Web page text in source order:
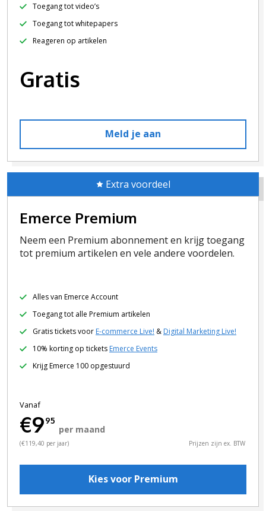
Toegang tot video’s
Toegang tot whitepapers
Reageren op artikelen
Gratis
Meld je aan
Extra voordeel
Emerce Premium
Neem een Premium abonnement en krijg toegang
tot premium artikelen en vele andere voordelen.
Alles van Emerce Account
Toegang tot alle Premium artikelen
Gratis tickets voor E-commerce Live! & Digital Marketing Live!
10% korting op tickets Emerce Events
Krijg Emerce 100 opgestuurd
Vanaf
€995
per maand
(€119,40 per jaar) Prijzen zijn ex. BTW
Kies voor Premium